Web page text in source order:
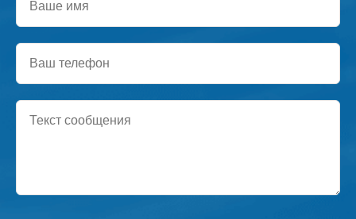
имя
телефон
сообщения